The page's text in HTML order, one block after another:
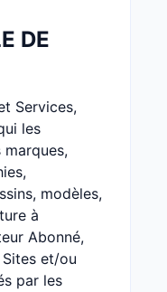
DE
Services,
les
modèles,
à
Abonné,
et/ou
par les